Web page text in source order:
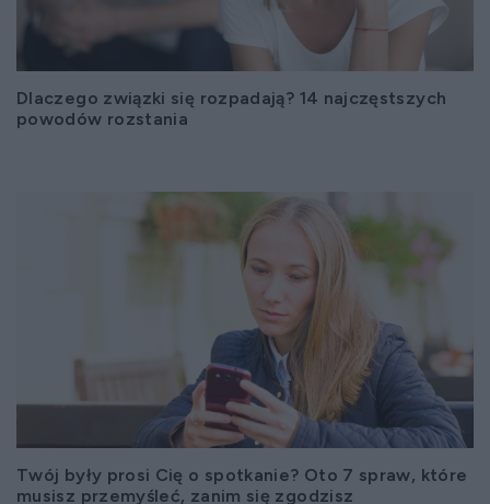
Dlaczego związki się rozpadają? 14 najczęstszych
powodów rozstania
Twój były prosi Cię o spotkanie? Oto 7 spraw, które
musisz przemyśleć, zanim się zgodzisz